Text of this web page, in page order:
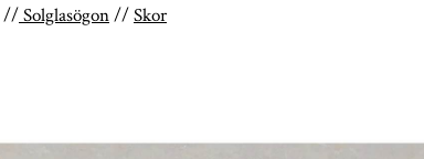
//Solglasögon//Skor